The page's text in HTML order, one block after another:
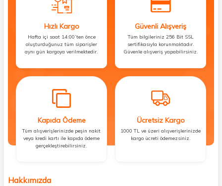
Hızlı Kargo
Hafta içi saat 14:00’ten önce
oluşturduğunuz tüm siparişler
aynı gün kargoya verilmektedir.
Güvenli Alışveriş
Tüm bilgileriniz 256 Bit SSL
sertifikasıyla korunmaktadır.
Güvenle alışveriş yapabilirsiniz.
Kapıda Ödeme
Tüm alışverişlerinizde peşin nakit
veya kredi kartı ile kapıda ödeme
gerçekleştirebilirsiniz.
Ücretsiz Kargo
1000 TL ve üzeri alışverişlerinizde
kargo ücreti ödemezsiniz.
Hakkımızda